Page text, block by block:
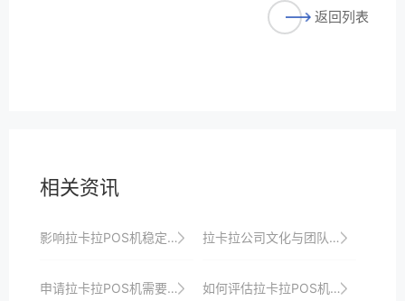
返回列表
相关资讯
影响拉卡拉POS机稳定性的外部因素及应对策略 拉卡拉公司文化与团队建设
申请拉卡拉POS机需要哪些资质？一文详解 如何评估拉卡拉POS机的稳定性